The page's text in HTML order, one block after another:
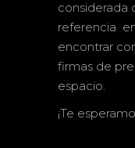
considerada
referencia
encontrar
firmas de
espacio.
¡Te